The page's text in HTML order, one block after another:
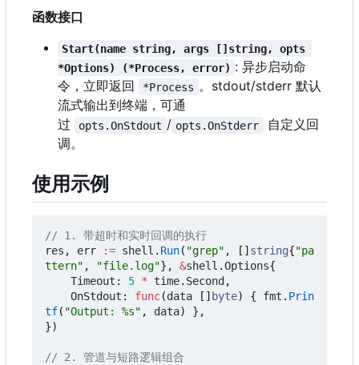
函数接口
Start(name string, args []string, opts
*Options) (*Process, error) : 异步启动命
令，立即返回
*Process 。stdout/stderr 默认
流式输出到终端，可通
过
opts.OnStdout / opts.OnStderr
自定义回
调。
使用示例
// 1. 带超时和实时回调的执行
res , err := shell . Run( "grep" , [] string{"pa
ttern" , "file.log"}, &shell .Options{
Timeout : 5 * time. Second ,
OnStdout : func(data [] byte) { fmt . Prin
tf( "Output: %s" , data)
},
})
// 2. 管道与短路逻辑组合